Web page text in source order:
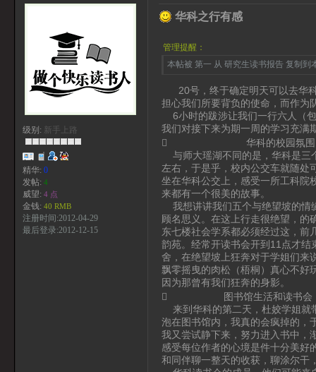
级别: 新手上路
精华: 0
发帖: 4
威望: 4 点
金钱: 40 RMB
注册时间:2012-04-29
最后登录:2012-12-15
华科之行有感
管理提醒：
本帖被 第一 从 研究生读书报告 复制到
20号，终于确定明天可以去华科
担心我们所要背负的使命，而作为
6小时的跋涉让我们一行六人（
我们对接下来为期一周的学习充满
 华科的校园氛围
与师大瑶湖不同的是，华科是三
左右，于是乎，校内公交车就随处
坐在华科公交上，感受一所工科院
来都有一个很美的故事。
我想讲讲我们五个与绝望坡的情
顾名思义。在这上行走很绝望，的
东七楼社会学系都必须经过这，前
韵苑。经常开读书会开到11点才
舍，在绝望坡上狂奔对于学姐们来
飘零摇曳的肉松（梧桐）真心不好
因为那曾有我们狂奔的身影。
 图书馆生活和读书会
来到华科的第二天，杜姣学姐就
泡在图书馆内，我真的会疯掉的，
我又尝试静下来，努力进入书中，
感受每位作者的心境是件十分美好
和同伴聊一整天的收获，聊涂尔干